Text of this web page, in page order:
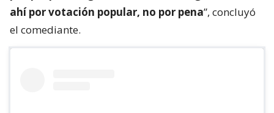
ahí por votación popular, no por pena”, concluyó
el comediante.